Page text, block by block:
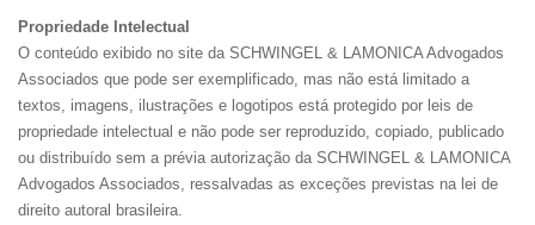
Propriedade Intelectual
O conteúdo exibido no site da SCHWINGEL & LAMONICA Advogados
Associados que pode ser exemplificado, mas não está limitado a
textos, imagens, ilustrações e logotipos está protegido por leis de
propriedade intelectual e não pode ser reproduzido, copiado, publicado
ou distribuído sem a prévia autorização da SCHWINGEL & LAMONICA
Advogados Associados, ressalvadas as exceções previstas na lei de
direito autoral brasileira.